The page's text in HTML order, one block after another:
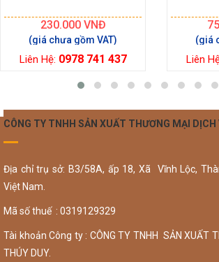
230.000VNĐ
Liên Hệ: 0978 741 437 Liên
CÔNG TY TNHH SẢN XUẤT THƯƠNG MẠI DỊCH
Địa chỉ trụ sở: B3/58A, ấp 18, Xã Vĩnh Lộc,
Việt Nam.
Mã số thuế : 0319129329
Tài khoản Công ty : CÔNG TY TNHH SẢN XUẤT
THÚY DUY.